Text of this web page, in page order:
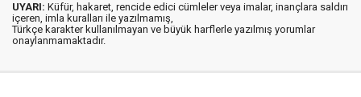
UYARI: Küfür, hakaret, rencide edici cümleler veya imalar, inançlara saldırı
içeren, imla kuralları ile yazılmamış,
Türkçe karakter kullanılmayan ve büyük harflerle yazılmış yorumlar
onaylanmamaktadır.